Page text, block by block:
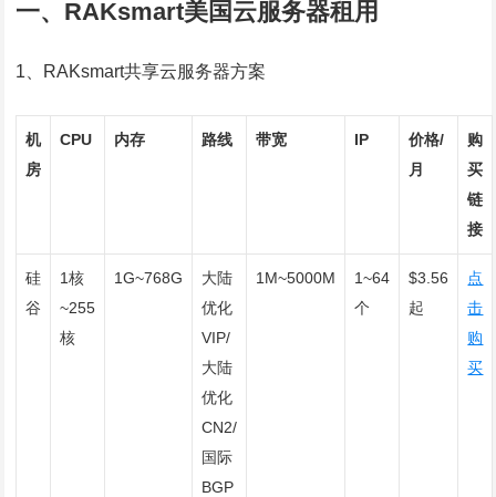
一、RAKsmart美国云服务器租用
1、RAKsmart共享云服务器方案
机
房
CPU 内存 路线 带宽 IP
价格/
月
购
买
链
接
硅
谷
1核
~255
核
1G~768G
大陆
优化
VIP/
大陆
优化
CN2/
国际
BGP
1M~5000M
1~64
个
$3.56
起
点
击
购
买